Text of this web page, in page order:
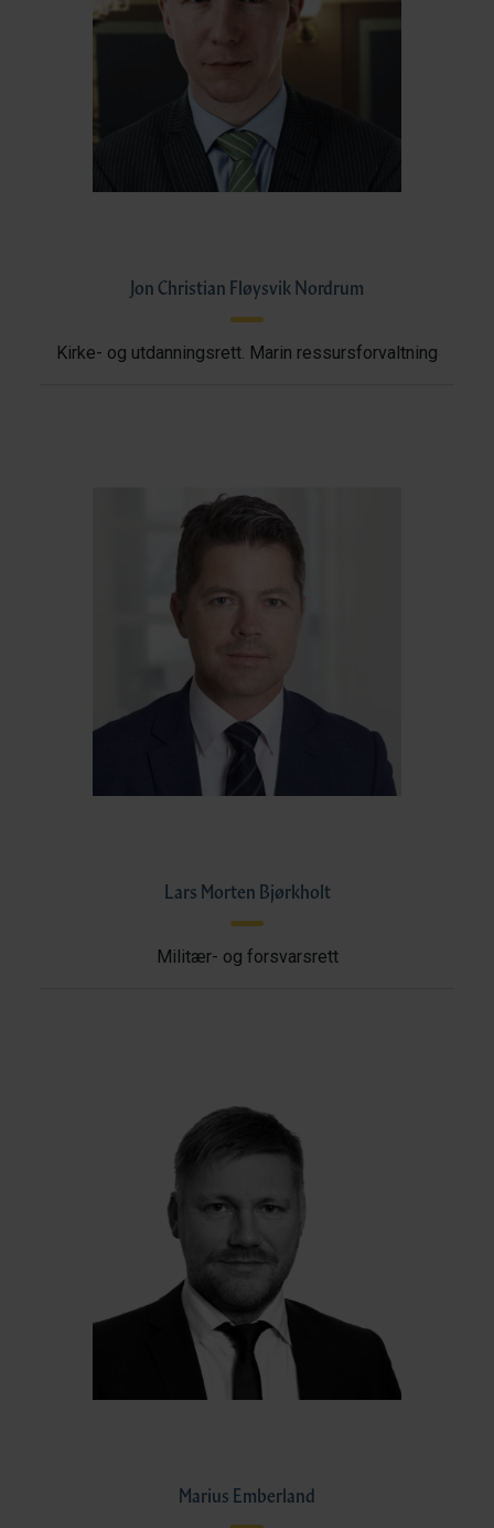
Jon Christian Fløysvik Nordrum
Kirke- og utdanningsrett. Marin ressursforvaltning
Lars Morten Bjørkholt
Militær- og forsvarsrett
Marius Emberland